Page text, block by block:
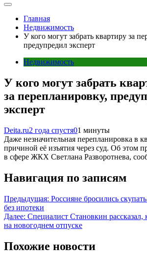
Главная
Недвижимость
У кого могут забрать квартиру за
предупредил эксперт
Недвижимость
У кого могут забрать
за перепланировку,
эксперт
Deita.ru2 года спустя01 минуты
Даже незначительная перепланировка в
причиной её изъятия через суд. Об этом
в сфере ЖКХ Светлана Разворотнева,
Навигация по записям
Предыдущая: Россияне бросились
без ипотеки
Далее: Специалист Становкин рассказал,
на новогоднем отпуске
Похожие новости